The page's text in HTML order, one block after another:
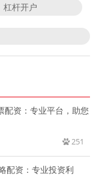
杠杆开户
配资：专业平台，助您
251
配资：专业投资利